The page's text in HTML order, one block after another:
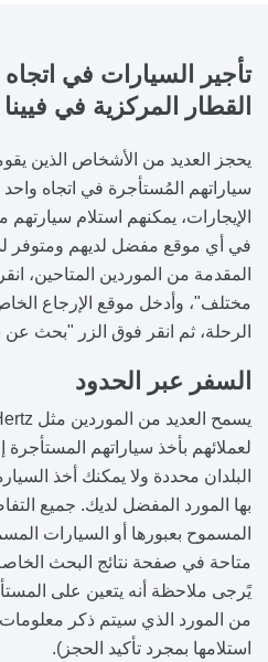
تأجير السيارات في
القطار المركزية في فيينا
يحجز العديد من الأشخاص الذين
سياراتهم المُستأجرة في اتجاه
الإيجارات، يمكنهم استلام
في أي موقع مفضل لديهم ومتوفر
المقدمة من الموردين المتاحين،
مختلف"، وأدخل موقع الإرجاع
الرحلة، ثم انقر فوق الزر "بحث عن
السفر عبر الحدود
لعملائهم بأخذ سياراتهم المستأجرة
البلدان محددة ولا يمكنك أخذ
بها المورد المفضل لديك. جميع
المسموح بعبورها أو السيارات
يًرجى ملاحظة أنه يتعين على
من المورد الذي سيتم ذكر
استلامها بمجرد تأكيد الحجز).